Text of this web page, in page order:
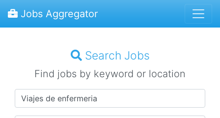
Jobs Aggregator
Search Jobs
Find jobs by keyword or location